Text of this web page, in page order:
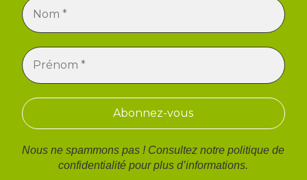
Nous ne spammons pas ! Consultez notrepolitique de
confidentialité pour plus d’informations.